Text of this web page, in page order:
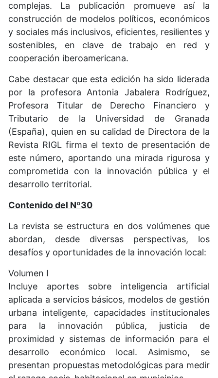
complejas. La publicación promueve así la
construcción de modelos políticos, económicos
y sociales más inclusivos, eficientes, resilientes y
sostenibles, en clave de trabajo en red y
cooperación iberoamericana.
Cabe destacar que esta edición ha sido liderada
por la profesora Antonia Jabalera Rodríguez,
Profesora Titular de Derecho Financiero y
Tributario de la Universidad de Granada
(España), quien en su calidad de Directora de la
Revista RIGL firma el texto de presentación de
este número, aportando una mirada rigurosa y
comprometida con la innovación pública y el
desarrollo territorial.
Contenido del Nº30
La revista se estructura en dos volúmenes que
abordan, desde diversas perspectivas, los
desafíos y oportunidades de la innovación local:
Volumen I
Incluye aportes sobre inteligencia artificial
aplicada a servicios básicos, modelos de gestión
urbana inteligente, capacidades institucionales
para la innovación pública, justicia de
proximidad y sistemas de información para el
desarrollo económico local. Asimismo, se
presentan propuestas metodológicas para medir